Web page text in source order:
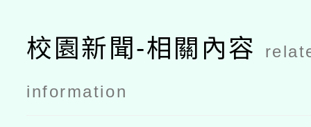
校園新聞-相關內容
information